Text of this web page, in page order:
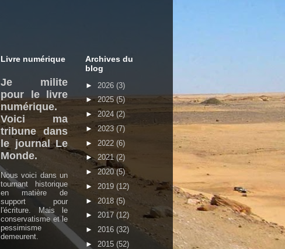
Livre numérique
Je milite
pour le livre
numérique.
Voici ma
tribune dans
le journal Le
Monde.
Nous voici dans un
tournant historique
en matière de
support pour
l'écriture. Mais le
conservatisme et le
pessimisme
demeurent.
Archives du
blog
► 2026 (3)
►2025(5)
► 2024 (2)
►2023(7)
► 2022 (6)
► 2021 (2)
► 2020(5)
► 2019 (12)
► 2018 (5)
► 2017 (12)
► 2016 (32)
► 2015 (52)